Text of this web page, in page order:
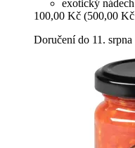
exotický nádech
100,00 Kč (500,00
Doručení do 11. srpna